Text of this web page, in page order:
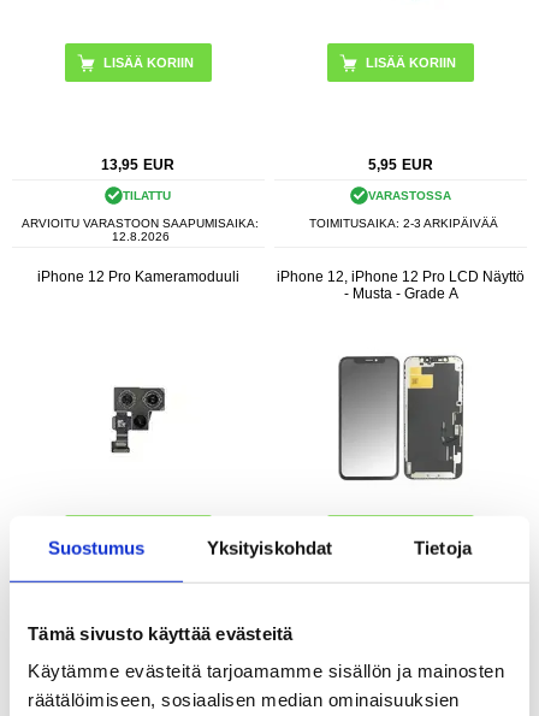
Suostumus Yksityiskohdat Tietoja
Tämä sivusto käyttää evästeitä
Käytämme evästeitä tarjoamamme sisällön ja mainosten
räätälöimiseen, sosiaalisen median ominaisuuksien
13,95 EUR
TILATTU
ARVIOITU VARASTOON SAAPUMISAIKA:
12.8.2026
5,95 EUR
VARASTOSSA
TOIMITUSAIKA: 2-3 ARKIPÄIVÄÄ
iPhone 12 Pro Kameramoduuli
102,95 EUR
KESKUSVARASTOSSA
ARVIOITU TOIMITUSAIKA 5-10 PÄIVÄÄ
iPhone 12, iPhone 12 Pro LCD Näyttö
- Musta - Grade A
KESKUSVARASTOSSA
ARVIOITU TOIMITUSAIKA 5-10 PÄIVÄÄ